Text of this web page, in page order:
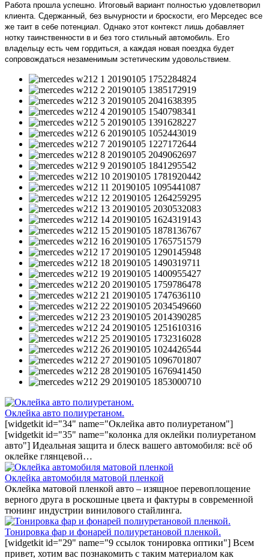
Работа прошла успешно. Итоговый вариант полностью удовлетворил
клиента. Сдержанный, без вычурности и броскости, его Мерседес все
же таит в себе потенциал. Однако этот контекст лишь добавляет
нотку таинственности в и без того стильный автомобиль. Его
владельцу есть чем гордиться, а каждая новая поездка будет
сопровождаться незаменимым эстетическим удовольствием.
Оклейка авто полиуретаном.
[widgetkit id="34" name="Оклейка авто полиуретаном"]
[widgetkit id="35" name="колонка для оклейки полиуретаном
авто"] Идеальная защита и блеск вашего автомобиля: всё об
оклейке глянцевой…
Оклейка автомобиля матовой пленкой
Оклейка матовой пленкой авто – изящное перевоплощение
верного друга в роскошные цвета и фактуры в современной
тюнинг индустрии винилового стайлинга.
Тонировка фар и фонарей полиуретановой пленкой.
[widgetkit id="29" name="9 ссылок тонировка оптики"] Всем
привет, хотим вас познакомить с таким материалом как